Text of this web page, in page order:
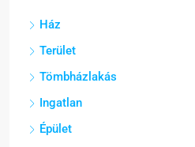
Ház
Terület
Tömbházlakás
Ingatlan
Épület